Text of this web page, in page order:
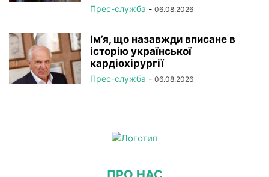
Прес-служба - 06.08.2026
Ім’я, що назавжди вписане в
історію української
кардіохірургії
Прес-служба - 06.08.2026